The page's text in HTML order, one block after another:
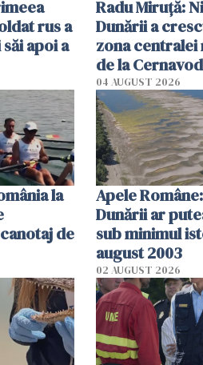
rus a
apoi a
Radu Miruţă:
Dunării a
zona centralei
de la
cm faţă de
04 AUGUST 2026
la
de
Apele
Dunării ar
sub minimul
august 2003
02 AUGUST 2026